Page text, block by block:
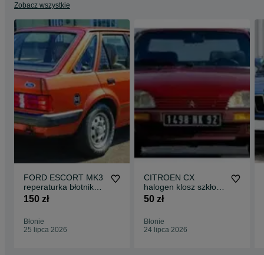
Zobacz wszystkie
FORD ESCORT MK3
reperaturka błotnika
prawy tył 4D 1980-
klocki tarcze
hamulcowe do
150 zł
Błonie
25 lipca 2026
CITROEN CX
halogen klosz szkło
75-89 ORYGINAŁ
tarcze hamulcowe do
wszystkich modeli
50 zł
Błonie
24 lipca 2026